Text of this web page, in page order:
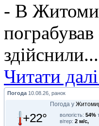
- В
здійснили...
Читати
Погода 10.08.26, ранок
Погода у
+22° вологість: 54%
вітер: 2 м/с,